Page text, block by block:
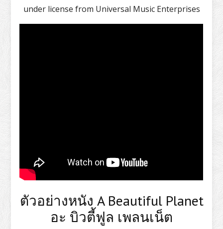
under license from Universal Music Enterprises
ตัวอย่างหนัง A Beautiful Planet
อะ บิวตี้ฟูล เพลนเน็ต